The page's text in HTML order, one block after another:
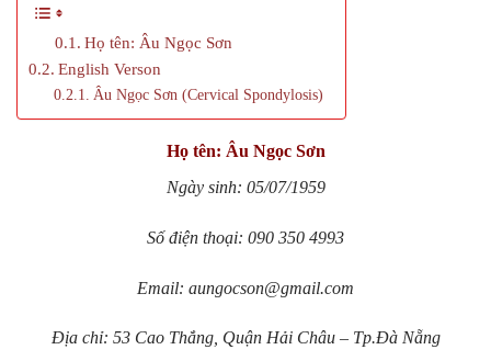
Họ tên: Âu Ngọc Sơn
English Verson
Âu Ngọc Sơn (Cervical Spondylosis)
Họ tên: Âu Ngọc Sơn
Ngày sinh: 05/07/1959
Số điện thoại: 090 350 4993
Email: aungocson@gmail.com
Địa chỉ: 53 Cao Thắng, Quận Hải Châu – Tp.Đà Nẵng